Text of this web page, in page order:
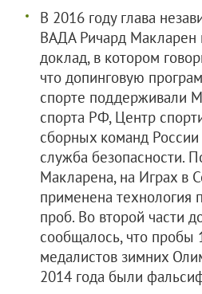
В 2016 году глава
ВАДА Ричард Макларен
доклад, в котором
что допинговую
спорте поддерживали
спорта РФ, Центр
сборных команд
служба безопасности.
Макларена, на Играх в
применена технология
проб. Во второй части
сообщалось, что пробы
медалистов зимних
2014 года были